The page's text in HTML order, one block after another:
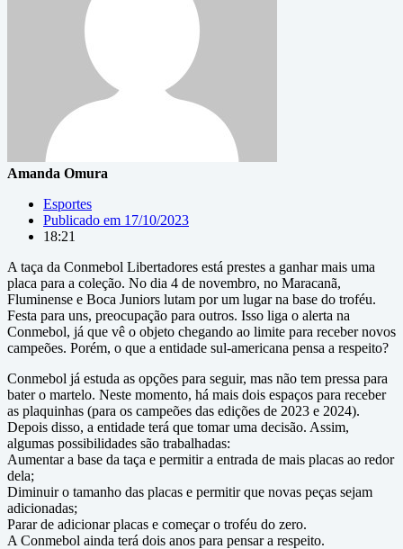
Amanda Omura
Esportes
Publicado em 17/10/2023
18:21
A taça da Conmebol Libertadores está prestes a ganhar mais uma
placa para a coleção. No dia 4 de novembro, no Maracanã,
Fluminense e Boca Juniors lutam por um lugar na base do troféu.
Festa para uns, preocupação para outros. Isso liga o alerta na
Conmebol, já que vê o objeto chegando ao limite para receber novos
campeões. Porém, o que a entidade sul-americana pensa a respeito?
Conmebol já estuda as opções para seguir, mas não tem pressa para
bater o martelo. Neste momento, há mais dois espaços para receber
as plaquinhas (para os campeões das edições de 2023 e 2024).
Depois disso, a entidade terá que tomar uma decisão. Assim,
algumas possibilidades são trabalhadas:
Aumentar a base da taça e permitir a entrada de mais placas ao redor
dela;
Diminuir o tamanho das placas e permitir que novas peças sejam
adicionadas;
Parar de adicionar placas e começar o troféu do zero.
A Conmebol ainda terá dois anos para pensar a respeito.